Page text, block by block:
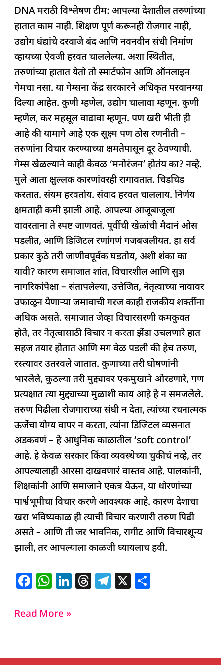
c
e
b
o
o
k
at
s
A
p
p
k
e
dI
n
re
a
d
s
e
g
ra
m
ar
e
DNA मराठी विश्लेषण टीम: आपल्या देशातील तरुणांच्या
हातात काम नाही. शिक्षण पूर्ण करूनही रोजगार नाही,
उद्योग धंद्यांचे दरवाजे बंद आणि नवनवीन संधी निर्माण
व्हायच्या ऐवजी हरवत चाललेल्या. अशा स्थितीत,
तरुणांच्या हातात येतो तो स्मार्टफोन आणि ऑनलाइन
गेमचा नसा. या गेम्सना केंद्र सरकारने अधिकृत परवानग्या
दिल्या आहेत. कुणी म्हणेल, उद्योग चालावा म्हणून. कुणी
म्हणेल, कर महसूल वाढावा म्हणून. पण खरी भीती ही
आहे की यामागे आहे एक सूक्ष्म पण ठोस रणनीती –
तरुणांना विचार करण्याच्या क्षमतेपासून दूर ठेवण्याची.
गेम्स खेळल्याने काही केवळ ‘मनोरंजन’ होतंय का? नव्हे.
मुले आता क्षुल्लक कारणांवरही रागावतात. चिडचिड
करतात. संयम हरवतोय. संवाद हरवत चाललाय. निर्णय
क्षमताही कमी झाली आहे. आपल्या आजूबाजूला
वावरताना ते स्पष्ट जाणवतं. पूर्वीची खेळांची मैदानं ओस
पडलीत, आणि डिजिटल रणांगणं गजबजलीयत. हा सर्व
प्रकार कुठे तरी जाणीवपूर्वक घडतोय, अशी शंका का
यावी? कारण समाजात शांत, विचारशील आणि सुज्ञ
नागरिकांपेक्षा – संतापलेल्या, उत्तेजित, नेतृत्वाच्या नावावर
उफाळून येणाऱ्या जमावाची गरज काही राजकीय शक्तींना
अधिक असते. समाजात जेव्हा विचारसरणी कमकुवत
होते, तर नेतृत्वासाठी विचार न करता झेंडा उचलणारे हात
सहज तयार होतात आणि मग वेळ पडली की हेच तरुण,
रस्त्यावर उतरवले जातात. कुणाच्या तरी घोषणांनी
भारलेले, कुठल्या तरी मुद्द्यावर एकमुखाने ओरडणारे, पण
प्रत्यक्षात त्या मुद्द्याच्या मुळाशी काय आहे हे न समजलेले.
तरुण पिढीला रोजगाराच्या संधी न देता, त्यांच्या रचनात्मक
ऊर्जेचा योग्य वापर न करता, त्यांना डिजिटल व्यसनात
अडकवणं – हे आधुनिक काळातील ‘soft control’
आहे. हे केवळ सरकार किंवा व्यवस्थेच्या चुकीचं नव्हे, तर
आपल्यालाही आरसा दाखवणारं वास्तव आहे. पालकांनी,
शिक्षकांनी आणि समाजाने एकत्र येऊन, या धोरणांच्या
पार्श्वभूमीचा विचार करणे आवश्यक आहे. कारण देशाचा
खरा भविष्यकाळ ही त्याची विचार करणारी तरुण पिढी
असते – आणि ती जर भावनिक, रागीट आणि विचारशून्य
झाली, तर आपल्याला काळजी घ्यायलाच हवी.
F
c
o
W
at
p
Li
n
T
s
T
m
X
Read More »